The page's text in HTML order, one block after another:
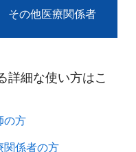
その他医療関係者
詳細な使い方はこ
の方​
関係者の方​